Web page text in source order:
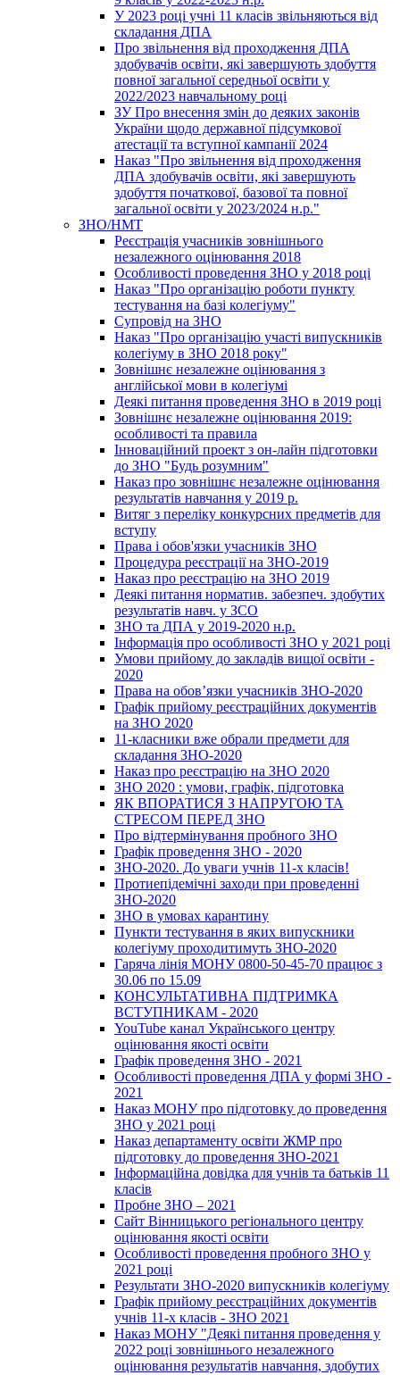
У 2023 році учні 11 класів звільняються від
складання ДПА
Про звільнення від проходження ДПА
здобувачів освіти, які завершують здобуття
повної загальної середньої освіти у
2022/2023 навчальному році
ЗУ Про внесення змін до деяких законів
України щодо державної підсумкової
атестації та вступної кампанії 2024
Наказ "Про звільнення від проходження
ДПА здобувачів освіти, які завершують
здобуття початкової, базової та повної
загальної освіти у 2023/2024 н.р."
ЗНО/НМТ
Реєстрація учасників зовнішнього
незалежного оцінювання 2018
Особливості проведення ЗНО у 2018 році
Наказ "Про організацію роботи пункту
тестування на базі колегіуму"
Супровід на ЗНО
Наказ "Про організацію участі випускників
колегіуму в ЗНО 2018 року"
Зовнішнє незалежне оцінювання з
англійської мови в колегіумі
Деякі питання проведення ЗНО в 2019 році
Зовнішнє незалежне оцінювання 2019:
особливості та правила
Інноваційний проект з он-лайн підготовки
до ЗНО "Будь розумним"
Наказ про зовнішнє незалежне оцінювання
результатів навчання у 2019 р.
Витяг з переліку конкурсних предметів для
вступу
Права і обов'язки учасників ЗНО
Процедура реєстрації на ЗНО-2019
Наказ про реєстрацію на ЗНО 2019
Деякі питання норматив. забезпеч. здобутих
результатів навч. у ЗСО
ЗНО та ДПА у 2019-2020 н.р.
Інформація про особливості ЗНО у 2021 році
Умови прийому до закладів вищої освіти -
2020
Права на обов’язки учасників ЗНО-2020
Графік прийому реєстраційних документів
на ЗНО 2020
11-класники вже обрали предмети для
складання ЗНО-2020
Наказ про реєстрацію на ЗНО 2020
ЗНО 2020 : умови, графік, підготовка
ЯК ВПОРАТИСЯ З НАПРУГОЮ ТА
СТРЕСОМ ПЕРЕД ЗНО
Про відтермінування пробного ЗНО
Графік проведення ЗНО - 2020
ЗНО-2020. До уваги учнів 11-х класів!
Протиепідемічні заходи при проведенні
ЗНО-2020
ЗНО в умовах карантину
Пункти тестування в яких випускники
колегіуму проходитимуть ЗНО-2020
Гаряча лінія МОНУ 0800-50-45-70 працює з
30.06 по 15.09
КОНСУЛЬТАТИВНА ПІДТРИМКА
ВСТУПНИКАМ - 2020
YouTube канал Українського центру
оцінювання якості освіти
Графік проведення ЗНО - 2021
Особливості проведення ДПА у формі ЗНО -
2021
Наказ МОНУ про підготовку до проведення
ЗНО у 2021 році
Наказ департаменту освіти ЖМР про
підготовку до проведення ЗНО-2021
Інформаційна довідка для учнів та батьків 11
класів
Пробне ЗНО – 2021
Сайт Вінницького регіонального центру
оцінювання якості освіти
Особливості проведення пробного ЗНО у
2021 році
Результати ЗНО-2020 випускників колегіуму
Графік прийому реєстраційних документів
учнів 11-х класів - ЗНО 2021
Наказ МОНУ "Деякі питання проведення у
2022 році зовнішнього незалежного
оцінювання результатів навчання, здобутих